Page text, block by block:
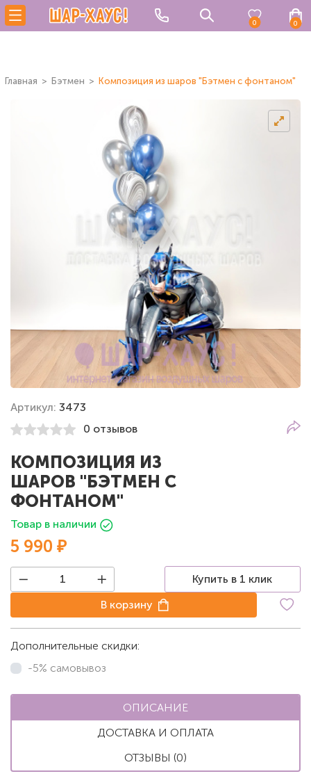
0 0
Главная Бэтмен Композиция из шаров "Бэтмен с фонтаном"
Артикул: 3473
0 отзывов
КОМПОЗИЦИЯ ИЗ
ШАРОВ "БЭТМЕН С
ФОНТАНОМ"
Товар в наличии
5 990 ₽
Купить в 1 клик
В корзину
Дополнительные скидки:
-5% самовывоз
ОПИСАНИЕ
ДОСТАВКА И ОПЛАТА
ОТЗЫВЫ (0)